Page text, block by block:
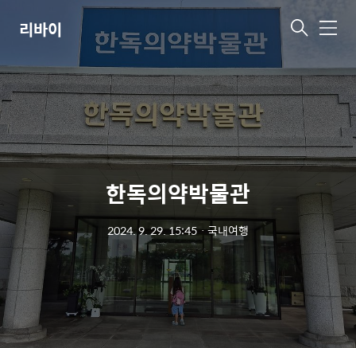
리바이 메
한독의약박물관
2024. 9. 29. 15:45ㆍ국내여행